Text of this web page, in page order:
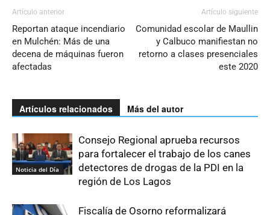
Artículo anterior
Reportan ataque incendiario
en Mulchén: Más de una
decena de máquinas fueron
afectadas
Artículo siguiente
Comunidad escolar de Maullin
y Calbuco manifiestan no
retorno a clases presenciales
este 2020
Artículos relacionados Más del autor
Noticia del Día
Consejo Regional aprueba recursos
para fortalecer el trabajo de los canes
detectores de drogas de la PDI en la
región de Los Lagos
Fiscalía de Osorno reformalizará